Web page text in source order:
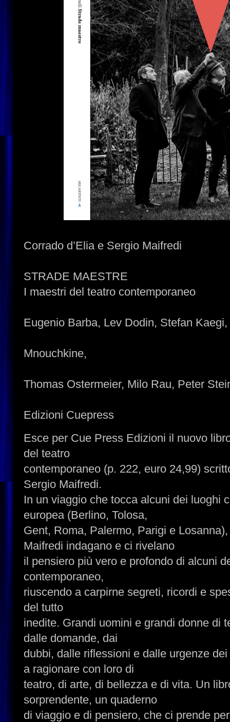
Corrado d’Elia e Sergio Maifredi
STRADE MAESTRE
I maestri del teatro contemporaneo
Eugenio Barba, Lev Dodin, Stefan
Mnouchkine,
Thomas Ostermeier, Milo Rau, Peter
Edizioni Cuepress
Esce per Cue Press Edizioni il nuovo
del teatro
contemporaneo (p. 222, euro 24,99)
Sergio Maifredi.
In un viaggio che tocca alcuni dei luoghi
europea (Berlino, Tolosa,
Gent, Roma, Palermo, Parigi e
Maifredi indagano e ci rivelano
il pensiero più vero e profondo di alcuni
contemporaneo,
riuscendo a carpirne segreti, ricordi e
del tutto
inedite. Grandi uomini e grandi donne di
dalle domande, dai
dubbi, dalle riflessioni e dalle urgenze
a ragionare con loro di
teatro, di arte, di bellezza e di vita. Un
sorprendente, un quaderno
di viaggio e di pensiero, che ci prende